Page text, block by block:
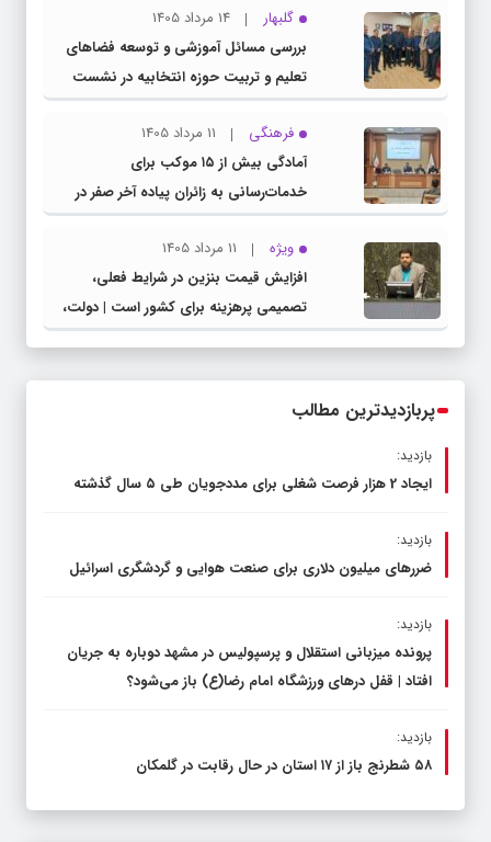
گلبهار
14 مرداد 1405
بررسی مسائل آموزشی و توسعه فضاهای
تعلیم و تربیت حوزه انتخابیه در نشست
مشترک عضو کمیسیون آموزش مجلس با
مدیرکل آموزش و پرورش خراسان رضوی
فرهنگی
11 مرداد 1405
آمادگی بیش از ۱۵ موکب برای
خدمات‌رسانی به زائران پیاده آخر صفر در
شهرستان چناران
ویژه
11 مرداد 1405
افزایش قیمت بنزین در شرایط فعلی،
تصمیمی پرهزینه برای کشور است | دولت،
قاچاق سوخت و عوامل اصلی ناترازی را
پربازدیدترین مطالب
بازدید:
ایجاد 2 هزار فرصت شغلی برای مددجویان طی ۵ سال گذشته
بازدید:
ضررهای میلیون دلاری برای صنعت هوایی و گردشگری اسرائیل
بازدید:
پرونده میزبانی استقلال و پرسپولیس در مشهد دوباره به جریان
افتاد | قفل در‌های ورزشگاه امام رضا(ع) باز می‌شود؟
بازدید:
۵۸ شطرنج‌ باز از ۱۷ استان در حال رقابت در گلمکان